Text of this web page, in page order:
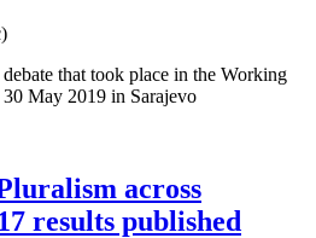
that took place in the Working
May 2019 in Sarajevo
across
results published